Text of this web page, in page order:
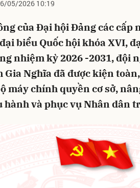
05/2026 10:19
của Đại hội Đảng các cấp
biểu Quốc hội khóa XVI,
nhiệm kỳ 2026 -2031, đội
Gia Nghĩa đã được kiện
máy chính quyền cơ sở,
hành và phục vụ Nhân dân